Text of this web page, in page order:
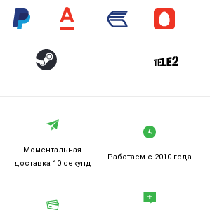
Моментальная
доставка 10 секунд
Работаем с 2010 года